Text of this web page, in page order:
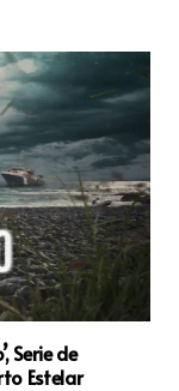
Serie de
Estelar